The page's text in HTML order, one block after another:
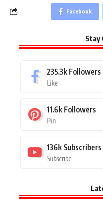
Facebook
Stay
235.3k Followers
Like
11.6k Followers
Pin
136k Subscribers
Subscribe